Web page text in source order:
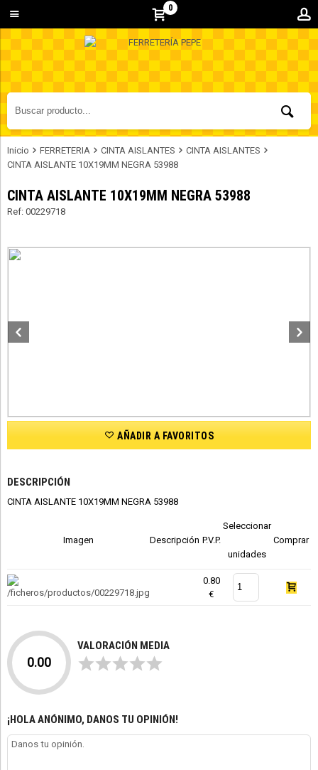
0
Inicio FERRETERIA CINTA AISLANTES
CINTA AISLANTES
CINTA AISLANTE 10X19MM NEGRA 53988
CINTA AISLANTE 10X19MM NEGRA 53988
Ref: 00229718
AÑADIR A FAVORITOS
DESCRIPCIÓN
CINTA AISLANTE 10X19MM NEGRA 53988
Imagen Descripción P.V.P.
Seleccionar
unidades
Comprar
0.80
€
0.00
VALORACIÓN MEDIA
¡HOLA ANÓNIMO, DANOS TU OPINIÓN!